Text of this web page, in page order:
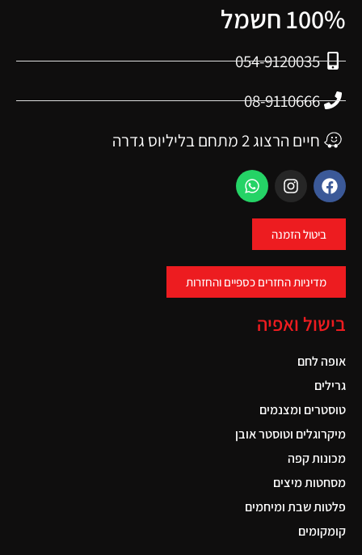
100% חשמל
054-9120035
08-9110666
חיים הרצוג 2 מתחם בליליוס גדרה
ביטול הזמנה
מדיניות החזרים כספיים והחזרות
בישול ואפיה
אופה לחם
גרילים
טוסטרים ומצנמים
מיקרוגלים וטוסטר אובן
מכונות קפה
מסחטות מיצים
פלטות שבת ומיחמים
קומקומים